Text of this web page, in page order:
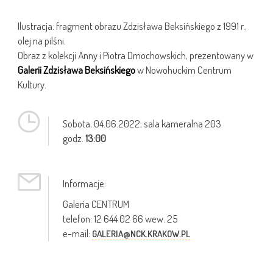
Ilustracja: fragment obrazu Zdzisława Beksińskiego z 1991 r.,
olej na pilśni.
Obraz z kolekcji Anny i Piotra Dmochowskich, prezentowany w
Galerii Zdzisława Beksińskiegow Nowohuckim Centrum
Kultury.
Sobota,04.06.2022, sala kameralna 203
godz. 13:00
Informacje:
Galeria CENTRUM
telefon: 12 644 02 66 wew. 25
e-mail: GALERIA@NCK.KRAKOW.PL